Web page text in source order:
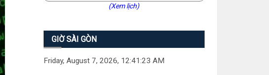
(Xem lịch)
GIỜ SÀI GÒN
Friday, August 7, 2026, 12:41:24 AM